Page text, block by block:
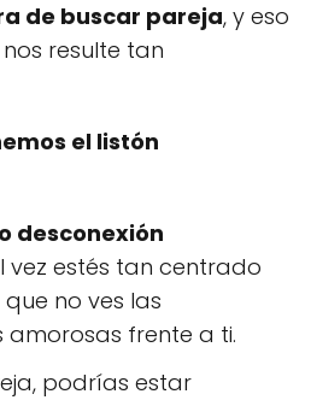
de buscar pareja, y eso
resulte tan
el listón
desconexión
vez estés tan centrado
no ves las
frente a ti.
podrías estar